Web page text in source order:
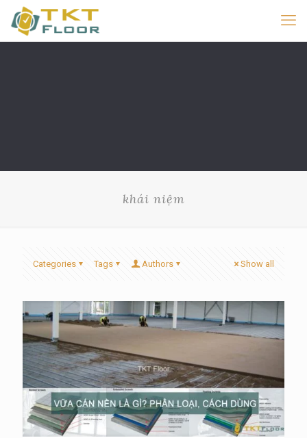
khái niệm
Categories Tags Authors Show all